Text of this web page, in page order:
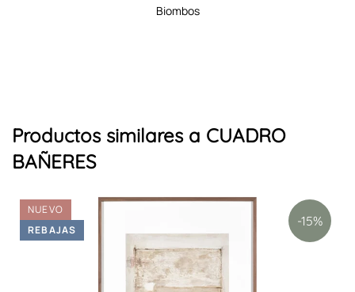
biombos
Productos similares a CUADRO
BAÑERES
NUEVO
-15%
REBAJAS